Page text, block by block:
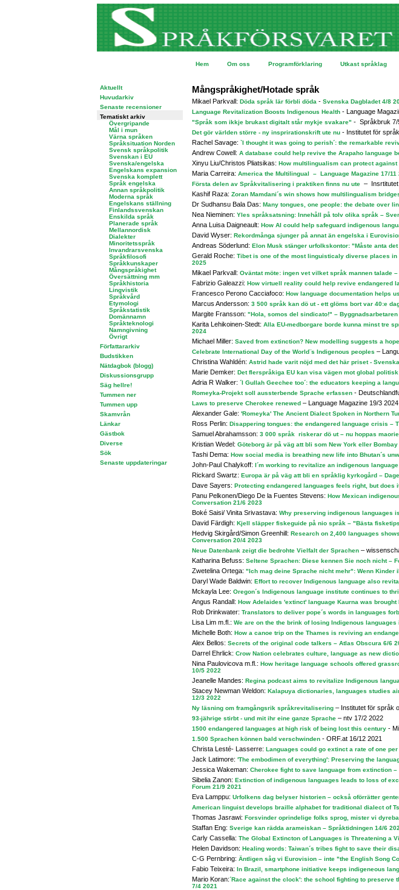
Hem Om oss Programförklaring Utkast språklag
Aktuellt
Huvudarkiv
Senaste recensioner
Tematiskt arkiv
Övergripande
Mål i mun
Värna språken
Språksituation Norden
Svensk språkpolitik
Svenskan i EU
Svenska/engelska
Engelskans expansion
Svenska komplett
Språk engelska
Annan språkpolitik
Moderna språk
Engelskans ställning
Finlandssvenskan
Enskilda språk
Planerade språk
Mellannordisk
Dialekter
Minoritetsspråk
Invandrarsvenska
Språkfilosofi
Språkkunskaper
Mångspråkighet
Översättning mm
Språkhistoria
Lingvistik
Språkvård
Etymologi
Språkstatistik
Domännamn
Språkteknologi
Namngivning
Övrigt
Författararkiv
Budstikken
Nätdagbok (blogg)
Diskussionsgrupp
Säg hellre!
Tummen ner
Tummen upp
Skamvrån
Länkar
Gästbok
Diverse
Sök
Senaste uppdateringar
Mångspråkighet/Hotade språk
Mikael Parkvall: Döda språk lär förbli döda - Svenska Dagbladet 4/8
Language Revitalization Boosts Indigenous Health - Language
"Språk som ikkje brukast digitalt står mykje svakare" - Språkbruk 7/
Det gör världen större - ny insprirationskrift ute nu - Institutet för
Rachel Savage: `I thought it was going to perish´: the remarkable
Andrew Cowell: A database could help revive the Arapaho language
Xinyu Liu/Christos Pliatsikas: How multilingualism can protect
Maria Carreira: America the Multilingual – Language Magazine 17/11
Första delen av Språkvitalisering i praktiken finns nu ute – Insrtitutet
Kashif Raza: Zoran Mamdani´s win shows how multilingualism
Dr Sudhansu Bala Das: Many tongues, one people: the debate over
Nea Nieminen: Yles språksatsning: Innehåll på tolv olika språk –
Anna Luisa Daigneault: How AI could help safeguard indigenous
David Wyser: Rekordmånga sjunger på annat än engelska i
Andreas Söderlund: Elon Musk stänger urfolkskontor: "Måste anta
Gerald Roche: Tibet is one of the most linguisticaly diverse places
2025
Mikael Parkvall: Oväntat möte: ingen vet vilket språk mannen talade
Fabrizio Galeazzi: How virtuell reality could help revive endangered
Francesco Perono Cacciafoco: How language documentation helps
Marcus Andersson: 3 500 språk kan dö ut - ett glöms bort var 40:e
Margite Fransson: "Hola, somos del sindicato!" – Byggnadsarbetaren
Karita Lehikoinen-Stedt: Alla EU-medborgare borde kunna minst tre
2024
Michael Miller: Saved from extinction? New modelling suggests a
Celebrate International Day of the World¨s Indigenous peoples –
Christina Wahldén: Astrid hade varit nöjd med det här priset -
Marie Demker: Det flerspråkiga EU kan visa vägen mot global
Adria R Walker: ´I Gullah Geechee too´: the educators keeping a
Romeyka-Projekt soll aussterbende Sprache erfassen -
Laws to preserve Cherokee renewed – Language Magazine 19/3 2024
Alexander Gale: 'Romeyka' The Ancient Dialect Spoken in Northern
Ross Perlin: Disappering tongues: the endangered language crisis –
Samuel Abrahamsson: 3 000 språk riskerar dö ut – nu hoppas
Kristian Wedel: Göteborg är på väg att bli som New York eller
Tashi Dema: How social media is breathing new life into Bhutan´s
John-Paul Chalykoff: I´m working to revitalize an indigenous
Rickard Swartz: Europa är på väg att bli en språklig kyrkogård –
Dave Sayers: Protecting endangered languages feels right, but
Panu Pelkonen/Diego De la Fuentes Stevens: How Mexican
Conversation 21/6 2023
Boké Saisi/ Vinita Srivastava: Why preserving indigenous languages
David Färdigh: Kjell släpper fiskeguide på nio språk – "Bästa
Hedvig Skirgård/Simon Greenhill: Research on 2,400 languages
Conversation 20/4 2023
Neue Datenbank zeigt die bedrohte Vielfalt der Sprachen –
Katharina Befuss: Seltene Sprachen: Diese kennen Sie noch nicht –
Zwetelina Ortega: "Ich mag deine Sprache nicht mehr": Wenn Kinder
Daryl Wade Baldwin: Effort to recover Indigenous language also
Mckayla Lee: Oregon´s Indigenous language institute continues to
Angus Randall: How Adelaides 'extinct' language Kaurna was brought
Rob Drinkwater: Translators to deliver pope´s words in languages
Lisa Lim m.fl.: We are on the the brink of losing Indigenous
Michelle Both: How a canoe trip on the Thames is reviving an
Alex Bellos: Secrets of the original code talkers – Atlas Obscura 6/6
Darrel Ehrlick: Crow Nation celebrates culture, language as new
Nina Paulovicova m.fl.: How heritage language schools offered
10/5 2022
Jeanelle Mandes: Regina podcast aims to revitalize Indigenous
Stacey Newman Weldon: Kalapuya dictionaries, languages studies
12/3 2022
Ny läsning om framgångsrik språkrevitalisering – Institutet för språk
93-jährige stirbt - und mit ihr eine ganze Sprache – ntv 17/2 2022
1500 endangered languages at high risk of being lost this century -
1.500 Sprachen können bald verschwinden - ORF.at 16/12 2021
Christa Lesté- Lasserre: Languages could go extinct a rate of one
Jack Latimore: 'The embodimen of everything': Preserving the
Jessica Wakeman: Cherokee fight to save language from extinction
Sibelia Zanon: Extinction of indigenous languages leads to loss of
Forum 21/9 2021
Eva Lamppu: Urfolkens dag belyser historien – också oförrätter
American linguist develops braille alphabet for traditional dialect of
Thomas Jasrawi: Forsvinder oprindelige folks sprog, mister vi
Staffan Eng: Sverige kan rädda arameiskan – Språktidningen 14/6
Carly Cassella: The Global Extincton of Languages is Threatening a
Helen Davidson: Healing words: Taiwan´s tribes fight to save their
C-G Pernbring: Äntligen såg vi Eurovision – inte "the English Song
Fabio Teixeira: In Brazil, smartphone initiative keeps indigeneous
Mario Koran:´Race against the clock': the school fighting to
7/4 2021